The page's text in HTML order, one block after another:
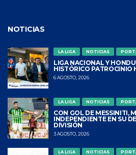
NOTICIAS
LA LIGA NOTICIAS
LIGA NACIONAL Y
HISTÓRICO PATROCINIO
6 AGOSTO, 2026
LA LIGA NOTICIAS
CON GOL DE MESSINITI,
INDEPENDIENTE EN SU
DIVISIÓN
3 AGOSTO, 2026
LA LIGA NOTICIAS